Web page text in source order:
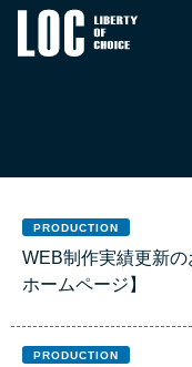
PRODUCTION
WEB制作実績更新
ホームページ】
PRODUCTION